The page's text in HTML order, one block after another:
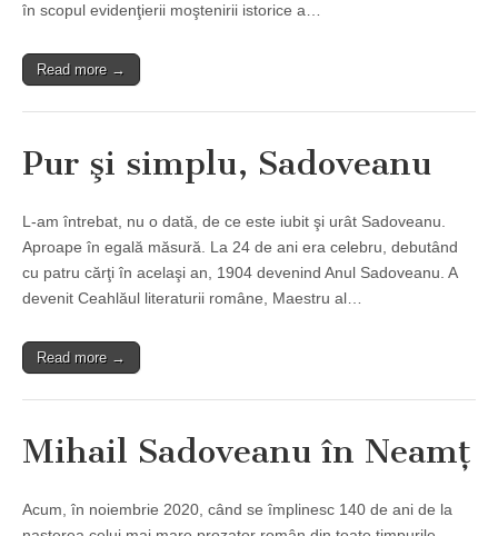
în scopul evidenţierii moştenirii istorice a…
Read more →
Pur şi simplu, Sadoveanu
L-am întrebat, nu o dată, de ce este iubit şi urât Sadoveanu.
Aproape în egală măsură. La 24 de ani era celebru, debutând
cu patru cărţi în acelaşi an, 1904 devenind Anul Sadoveanu. A
devenit Ceahlăul literaturii române, Maestru al…
Read more →
Mihail Sadoveanu în Neamţ
Acum, în noiembrie 2020, când se împlinesc 140 de ani de la